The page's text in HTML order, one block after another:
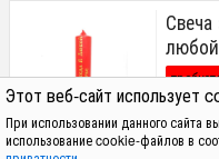
Этот веб-сайт использует
При использовании данного сайта
использование cookie-файлов в
1 099